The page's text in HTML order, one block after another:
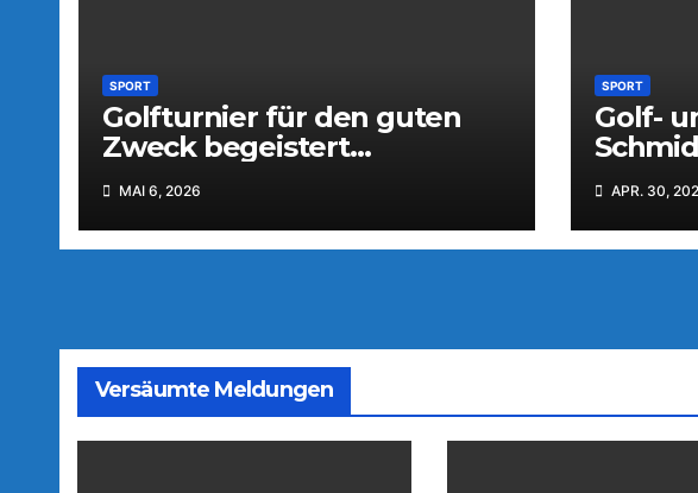
SPORT
Golfturnier für den guten
Zweck begeistert
Teilnehmer und
Unterstützer
MAI 6, 2026
SPORT
Golf-
Bilanz
APR. 30,
Versäumte Meldungen